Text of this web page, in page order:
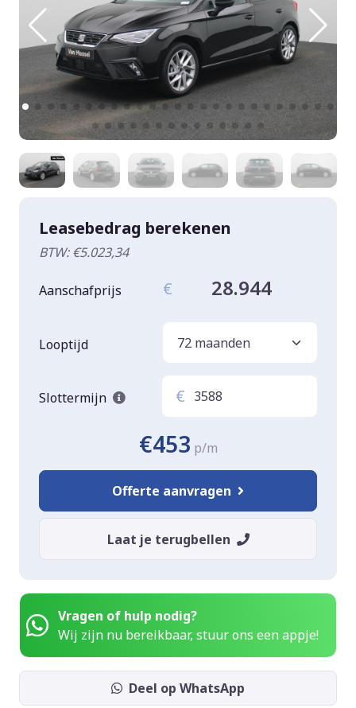
Leasebedrag berekenen
BTW: €5.023,34
Aanschafprijs € 28.944
Looptijd
Slottermijn €
€453 p/m
Offerte aanvragen
Laat je terugbellen
Vragen of hulp nodig?
Wij zijn nu bereikbaar, stuur ons een appje!
Deel op WhatsApp